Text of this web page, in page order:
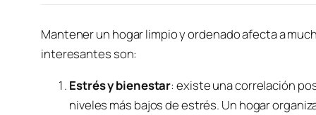
Mantener un hogar limpio y ordenado afecta a
interesantes son:
Estrés y bienestar: existe una correlación
niveles más bajos de estrés. Un hogar